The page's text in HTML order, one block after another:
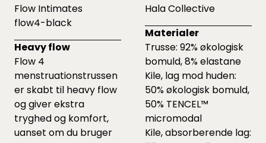
Flow Intimates
flow4-black
Heavy flow
Flow 4
menstruationstrussen
er skabt til heavy flow
og giver ekstra
tryghed og komfort,
uanset om du bruger
Hala Collective
Materialer
Trusse: 92% økologisk
bomuld, 8% elastane
Kile, lag mod huden:
50% økologisk bomuld,
50% TENCEL™
micromodal
Kile, absorberende lag: